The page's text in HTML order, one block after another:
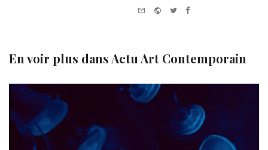
Website
TwitterFacebook
En voir plus dansActu Art Contemporain